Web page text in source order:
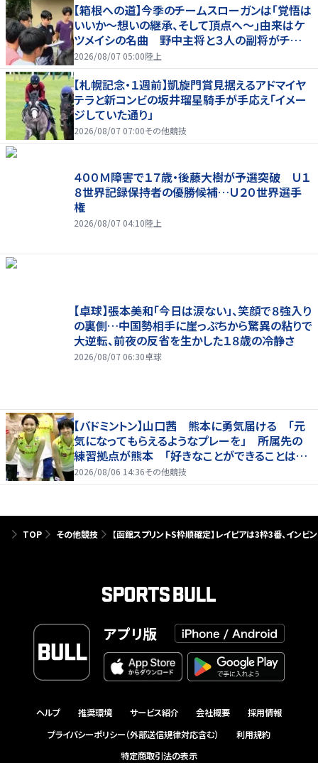
【箱根への道】今季のチームスローガンは「覚悟は
いいか～想いの継承、そして頂点へ～」由来はケ
ツメイシの名曲 野中主将と３人の副将がチーム
を引っ張る…夏合宿特集第１弾、国学院大
2026/08/07 05:00陸上
【札幌記念・１週前】凱旋門賞見据えるアドマイヤ
テラと新コンビの坂井瑠星騎手が手応え「イメー
ジしていた通り」
2026/08/07 07:00その他競技
４００Ｍ障害で１７歳・後藤大樹が予選突破 Ｕ１
８世界記録保持者の優勝候補…Ｕ２０世界選手
権
2026/08/07 04:10陸上
【卓球】張本美和「今日は涙ない」、笑顔で８強入り
の裏側…中国勢相手に崖っぷちから驚異の粘りで
大逆転、前夜の反省を生かした１８歳の冷静さ
2026/08/07 06:30卓球
【バドミントン】山口茜 熊本に勇気届ける 「元
気になってもらえるようなプレーを」 所属先の
練習拠点が熊本 「好きなことができることは当
たり前じゃない」
2026/08/06 14:36その他競技
TOP その他競技 【函館スプリントS枠順確定】レイピアは3枠3番、イン
アプリ版
ヘルプ 推奨環境 サービス紹介 会社概要
採用情報
プライバシーポリシー（外部送信規律対応含む）
利用規約
特定商取引法の表示